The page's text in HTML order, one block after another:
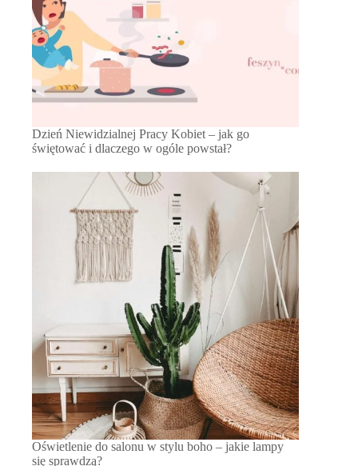
Dzień Niewidzialnej Pracy Kobiet – jak go
świętować i dlaczego w ogóle powstał?
Oświetlenie do salonu w stylu boho – jakie lampy
się sprawdzą?